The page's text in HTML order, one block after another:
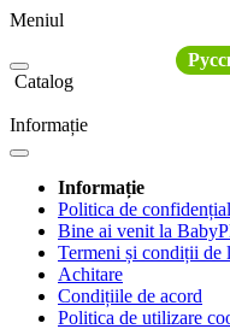
Meniul
Catalog
Informație
Informație
Politica de
Bine ai venit la
Termeni și condiții de
Achitare
Condițiile de acord
Politica de utilizare